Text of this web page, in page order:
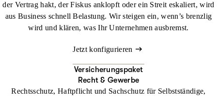
der Vertrag hakt, der Fiskus anklopft oder ein Streit eskaliert, wird
aus Business schnell Belastung. Wir steigen ein, wenn’s brenzlig
wird und klären, was Ihr Unternehmen ausbremst.
Jetzt konfigurieren
Versicherungspaket
Recht & Gewerbe
Rechtsschutz, Haftpflicht und Sachschutz für Selbstständige,